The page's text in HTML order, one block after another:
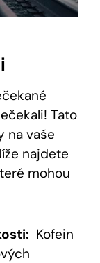
Tato⁢
na vaše
najdete
mohou
​ Kofein